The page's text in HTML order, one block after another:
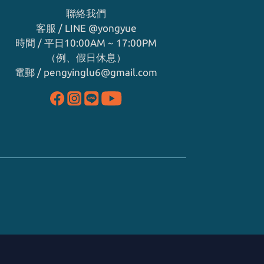
聯絡我們
客服 / LINE @yongyue
時間 / 平日10:00AM ~ 17:00PM
（例、假日休息）
電郵 / pengyinglu6@gmail.com